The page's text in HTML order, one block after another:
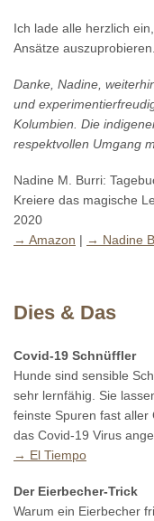
Ich lade alle herzlich
Ansätze
Danke, Nadine,
und
Kolumbien. Die
respektvollen Umgang
Nadine M. Burri:
Kreiere das magische
2020
→ Amazon | → Nadine
Dies & Das
Covid-19 Schnüffler
Hunde sind sensible
sehr lernfähig. Sie
feinste Spuren fast
das Covid-19 Virus
→ El Tiempo
Der Eierbecher-Trick
Warum ein Eierbecher